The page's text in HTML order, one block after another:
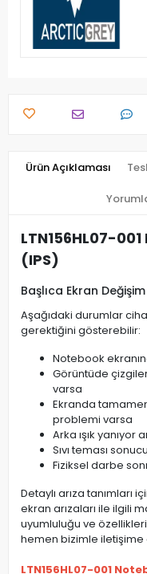
Ürün Açıklaması
LTN156HL07-
(IPS)
Başlıca Ekran
Aşağıdaki durumlar
gerektiğini gösterebilir:
Notebook
Görüntüde
varsa
Ekranda
problemi varsa
Arka ışık
Sıvı teması
Fiziksel darbe
Detaylı arıza tanımları
ekran arızaları ile ilgili
uyumluluğu ve
hemen bizimle iletişime
LTN156HL07-001